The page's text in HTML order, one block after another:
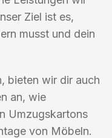
Ziel ist es,
musst und dein
bieten wir dir auch
an, wie
Umzugskartons
von Möbeln.